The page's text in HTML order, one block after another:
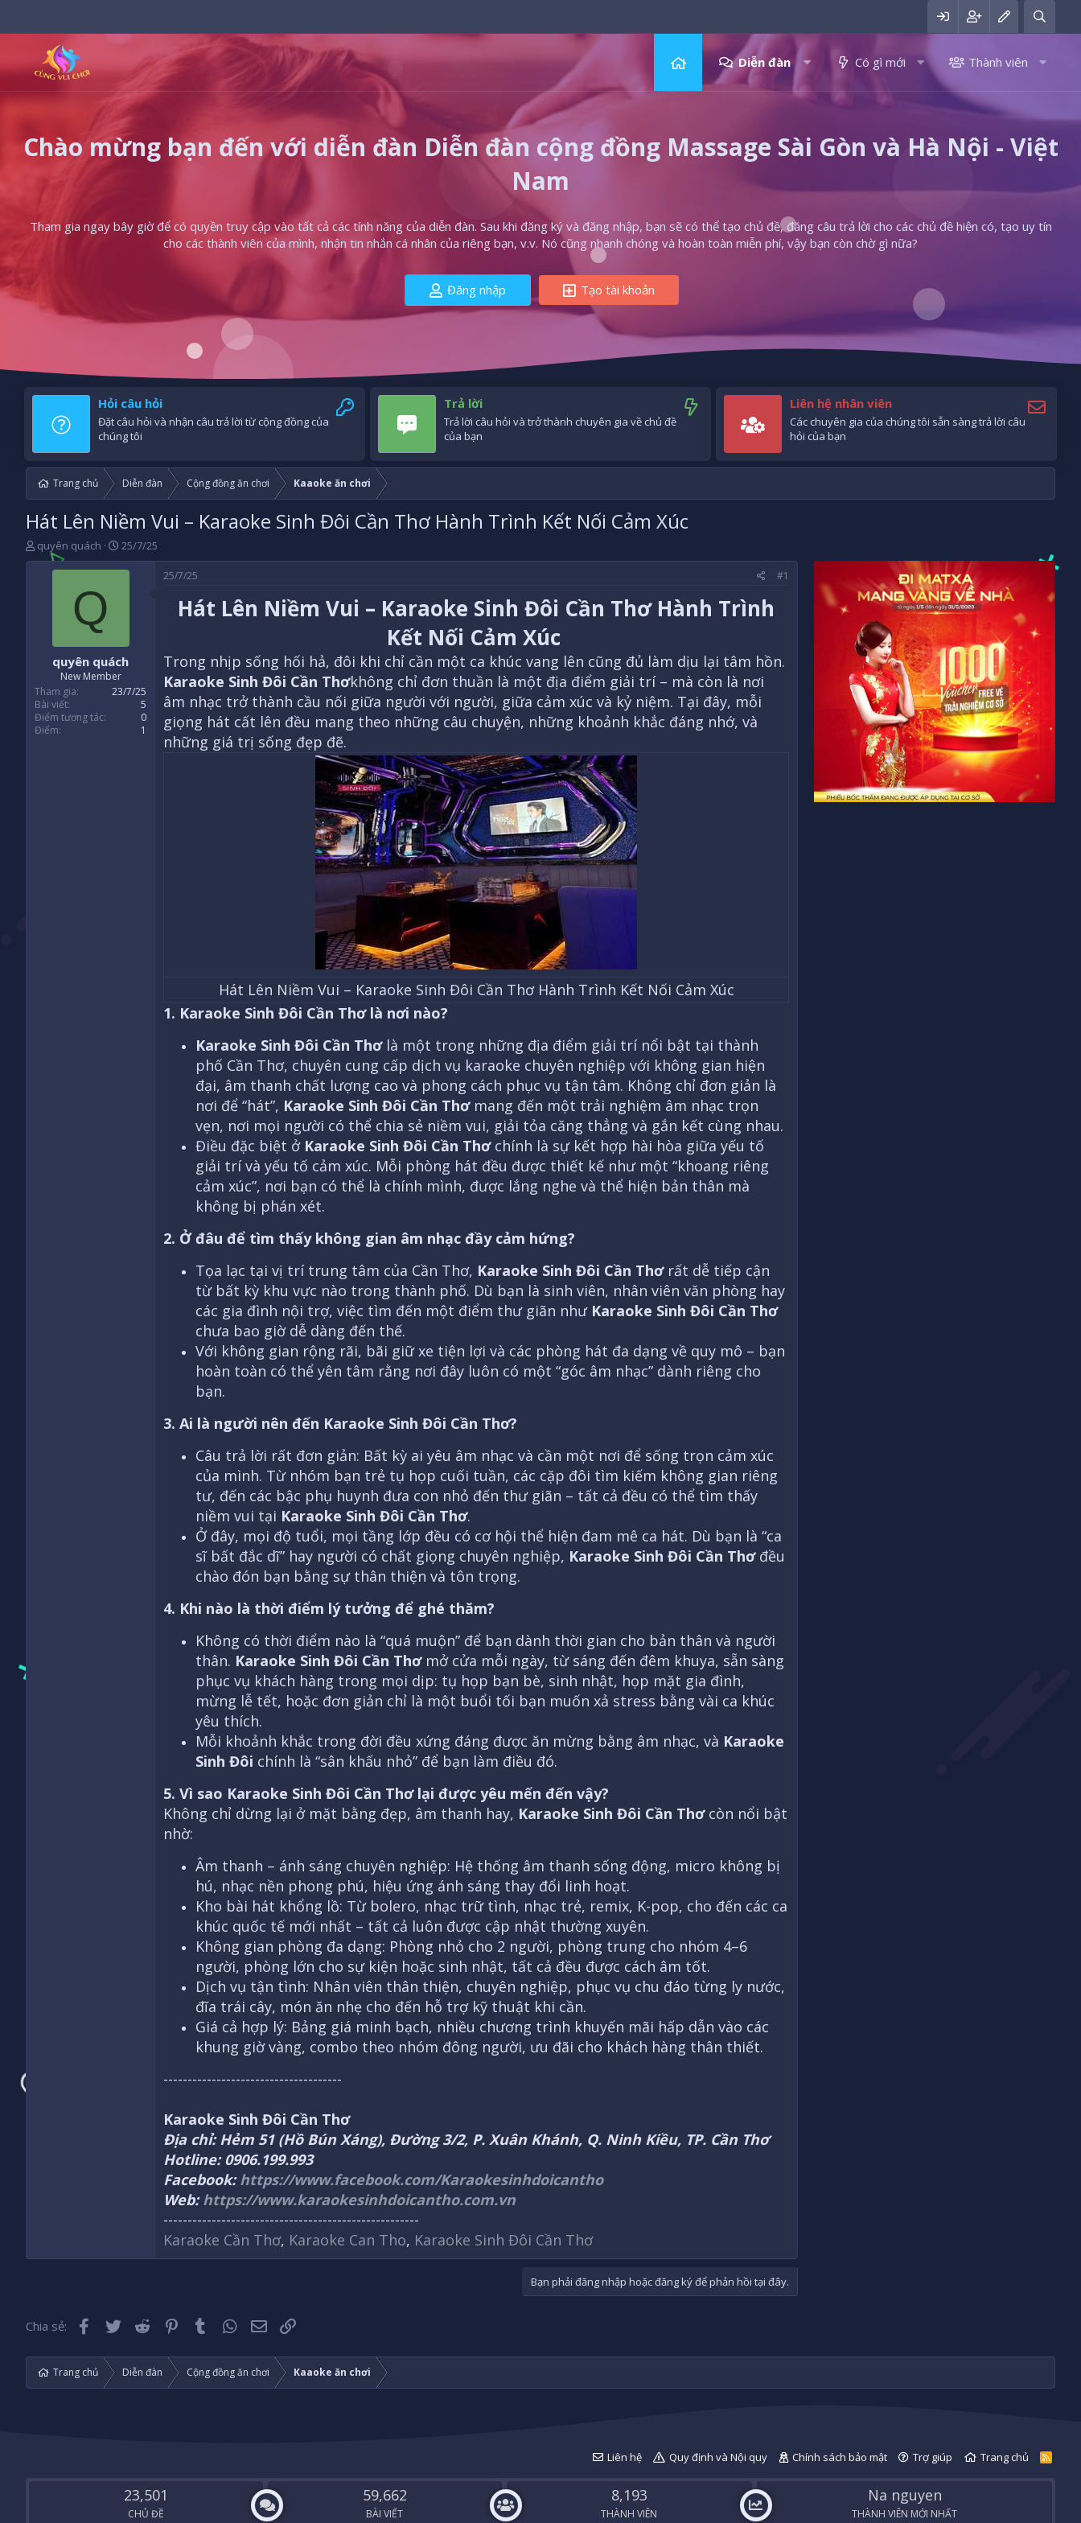
Diễn đàn Có gì mới Thành viên
Chào mừng bạn đến với diễn đàn Diễn đàn cộng đồng Massage Sài Gòn và Hà Nội - Việt
Nam
Tham gia ngay bây giờ để có quyền truy cập vào tất cả các tính năng của diễn đàn. Sau khi đăng ký và đăng nhập, bạn sẽ có thể tạo chủ đề, đăng câu trả lời cho các chủ đề hiện có, tạo uy tín
cho các thành viên của mình, nhận tin nhắn cá nhân của riêng bạn, v.v. Nó cũng nhanh chóng và hoàn toàn miễn phí, vậy bạn còn chờ gì nữa?
Đăng nhập Tạo tài khoản
Hỏi câu hỏi
Đặt câu hỏi và nhận câu trả lời từ cộng đồng của
chúng tôi
Trả lời
Trả lời câu hỏi và trở thành chuyên gia về chủ đề
của bạn
Liên hệ nhân viên
Các chuyên gia của chúng tôi sẵn sàng trả lời câu
hỏi của bạn
Trang chủ Diễn đàn Cộng đồng ăn chơi Kaaoke ăn chơi
Hát Lên Niềm Vui – Karaoke Sinh Đôi Cần Thơ Hành Trình Kết Nối Cảm Xúc
B
ắ
quyên quách
N
g
à
đ
ầ
u
25/7/25
Q
quyên quách
New Member
Tham gia
23/7/25
Bài viết
5
Điểm tương tác
0
Điểm
1
25/7/25 #1
Hát Lên Niềm Vui – Karaoke Sinh Đôi Cần Thơ Hành Trình
Kết Nối Cảm Xúc
Trong nhịp sống hối hả, đôi khi chỉ cần một ca khúc vang lên cũng đủ làm dịu lại tâm hồn.
Karaoke Sinh Đôi Cần Thơkhông chỉ đơn thuần là một địa điểm giải trí – mà còn là nơi
âm nhạc trở thành cầu nối giữa người với người, giữa cảm xúc và kỷ niệm. Tại đây, mỗi
giọng hát cất lên đều mang theo những câu chuyện, những khoảnh khắc đáng nhớ, và
những giá trị sống đẹp đẽ.
Hát Lên Niềm Vui – Karaoke Sinh Đôi Cần Thơ Hành Trình Kết Nối Cảm Xúc
1. Karaoke Sinh Đôi Cần Thơ là nơi nào?
Karaoke Sinh Đôi Cần Thơlà một trong những địa điểm giải trí nổi bật tại thành
phố Cần Thơ, chuyên cung cấp dịch vụ karaoke chuyên nghiệp với không gian hiện
đại, âm thanh chất lượng cao và phong cách phục vụ tận tâm. Không chỉ đơn giản là
nơi để “hát”, Karaoke Sinh Đôi Cần Thơmang đến một trải nghiệm âm nhạc trọn
vẹn, nơi mọi người có thể chia sẻ niềm vui, giải tỏa căng thẳng và gắn kết cùng nhau.
Điều đặc biệt ở Karaoke Sinh Đôi Cần Thơchính là sự kết hợp hài hòa giữa yếu tố
giải trí và yếu tố cảm xúc. Mỗi phòng hát đều được thiết kế như một “khoang riêng
cảm xúc”, nơi bạn có thể là chính mình, được lắng nghe và thể hiện bản thân mà
không bị phán xét.
2. Ở đâu để tìm thấy không gian âm nhạc đầy cảm hứng?
Tọa lạc tại vị trí trung tâm của Cần Thơ, Karaoke Sinh Đôi Cần Thơrất dễ tiếp cận
từ bất kỳ khu vực nào trong thành phố. Dù bạn là sinh viên, nhân viên văn phòng hay
các gia đình nội trợ, việc tìm đến một điểm thư giãn như Karaoke Sinh Đôi Cần Thơ
chưa bao giờ dễ dàng đến thế.
Với không gian rộng rãi, bãi giữ xe tiện lợi và các phòng hát đa dạng về quy mô – bạn
hoàn toàn có thể yên tâm rằng nơi đây luôn có một “góc âm nhạc” dành riêng cho
bạn.
3. Ai là người nên đến Karaoke Sinh Đôi Cần Thơ?
Câu trả lời rất đơn giản: Bất kỳ ai yêu âm nhạc và cần một nơi để sống trọn cảm xúc
của mình. Từ nhóm bạn trẻ tụ họp cuối tuần, các cặp đôi tìm kiếm không gian riêng
tư, đến các bậc phụ huynh đưa con nhỏ đến thư giãn – tất cả đều có thể tìm thấy
niềm vui tại Karaoke Sinh Đôi Cần Thơ.
Ở đây, mọi độ tuổi, mọi tầng lớp đều có cơ hội thể hiện đam mê ca hát. Dù bạn là “ca
sĩ bất đắc dĩ” hay người có chất giọng chuyên nghiệp, Karaoke Sinh Đôi Cần Thơđều
chào đón bạn bằng sự thân thiện và tôn trọng.
4. Khi nào là thời điểm lý tưởng để ghé thăm?
Không có thời điểm nào là “quá muộn” để bạn dành thời gian cho bản thân và người
thân. Karaoke Sinh Đôi Cần Thơmở cửa mỗi ngày, từ sáng đến đêm khuya, sẵn sàng
phục vụ khách hàng trong mọi dịp: tụ họp bạn bè, sinh nhật, họp mặt gia đình,
mừng lễ tết, hoặc đơn giản chỉ là một buổi tối bạn muốn xả stress bằng vài ca khúc
yêu thích.
Mỗi khoảnh khắc trong đời đều xứng đáng được ăn mừng bằng âm nhạc, và Karaoke
Sinh Đôi chính là “sân khấu nhỏ” để bạn làm điều đó.
5. Vì sao Karaoke Sinh Đôi Cần Thơ lại được yêu mến đến vậy?
Không chỉ dừng lại ở mặt bằng đẹp, âm thanh hay, Karaoke Sinh Đôi Cần Thơcòn nổi bật
nhờ:
Âm thanh – ánh sáng chuyên nghiệp: Hệ thống âm thanh sống động, micro không bị
hú, nhạc nền phong phú, hiệu ứng ánh sáng thay đổi linh hoạt.
Kho bài hát khổng lồ: Từ bolero, nhạc trữ tình, nhạc trẻ, remix, K-pop, cho đến các ca
khúc quốc tế mới nhất – tất cả luôn được cập nhật thường xuyên.
Không gian phòng đa dạng: Phòng nhỏ cho 2 người, phòng trung cho nhóm 4–6
người, phòng lớn cho sự kiện hoặc sinh nhật, tất cả đều được cách âm tốt.
Dịch vụ tận tình: Nhân viên thân thiện, chuyên nghiệp, phục vụ chu đáo từng ly nước,
đĩa trái cây, món ăn nhẹ cho đến hỗ trợ kỹ thuật khi cần.
Giá cả hợp lý: Bảng giá minh bạch, nhiều chương trình khuyến mãi hấp dẫn vào các
khung giờ vàng, combo theo nhóm đông người, ưu đãi cho khách hàng thân thiết.
-------------------------------------
Karaoke Sinh Đôi Cần Thơ
Địa chỉ: Hẻm 51 (Hồ Bún Xáng), Đường 3/2, P. Xuân Khánh, Q. Ninh Kiều, TP. Cần Thơ
Hotline: 0906.199.993
Facebook:https://www.facebook.com/Karaokesinhdoicantho
Web:https://www.karaokesinhdoicantho.com.vn
-----------------------------------------------------
Karaoke Cần Thơ, Karaoke Can Tho, Karaoke Sinh Đôi Cần Thơ
Bạn phải đăng nhập hoặc đăng ký để phản hồi tại đây.
Chia sẻ: Facebook
Twitter Reddit Pinterest
Tumblr WhatsApp
Email
Trang chủ Diễn đàn Cộng đồng ăn chơi Kaaoke ăn chơi
Liên hệ Quy định và Nội quy Chính sách bảo mật Trợ giúp Trang chủ
R
S
23,501
CHỦ ĐỀ
59,662
BÀI VIẾT
8,193
THÀNH VIÊN
Na nguyen
THÀNH VIÊN MỚI NHẤT